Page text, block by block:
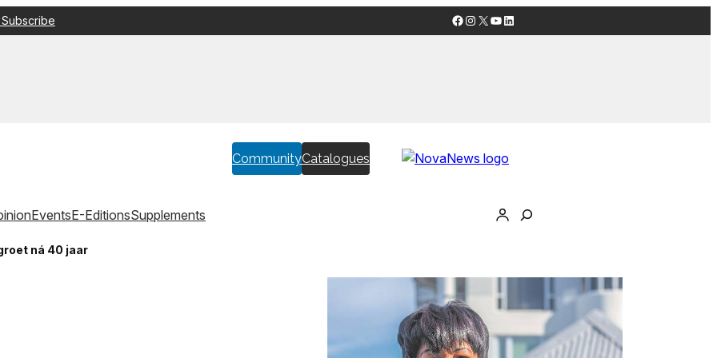
Facebook
Instagram
X YouTube
LinkedIn
CommunityCatalogues
EventsE-EditionsSupplements
ná 40 jaar